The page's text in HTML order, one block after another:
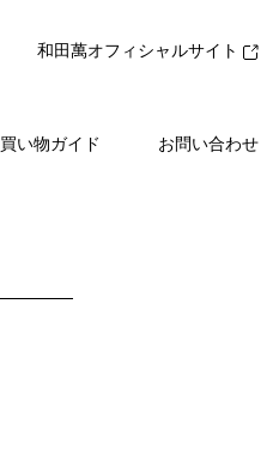
和田萬オフィシャルサイト
買い物ガイド お問い合わせ